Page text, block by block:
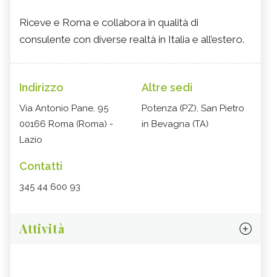
Riceve e Roma e collabora in qualità di
consulente con diverse realtà in Italia e all’estero.
Indirizzo
Via Antonio Pane, 95
00166 Roma (Roma) -
Lazio
Altre sedi
Potenza (PZ), San Pietro
in Bevagna (TA)
Contatti
345 44 600 93
Attività